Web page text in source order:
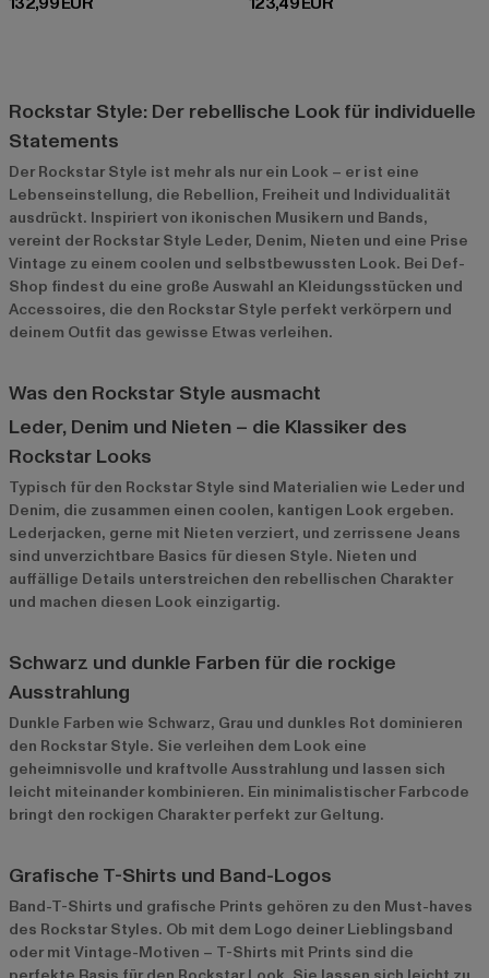
Rockstar Style: Der rebellische Look für individuelle
Statements
Der Rockstar Style ist mehr als nur ein Look – er ist eine
Lebenseinstellung, die Rebellion, Freiheit und Individualität
ausdrückt. Inspiriert von ikonischen Musikern und Bands,
vereint der Rockstar Style Leder, Denim, Nieten und eine Prise
Vintage zu einem coolen und selbstbewussten Look. Bei Def-
Shop findest du eine große Auswahl an Kleidungsstücken und
Accessoires, die den Rockstar Style perfekt verkörpern und
deinem Outfit das gewisse Etwas verleihen.
Was den Rockstar Style ausmacht
Leder, Denim und Nieten – die Klassiker des
Rockstar Looks
Typisch für den Rockstar Style sind Materialien wie Leder und
Denim, die zusammen einen coolen, kantigen Look ergeben.
Lederjacken, gerne mit Nieten verziert, und zerrissene Jeans
sind unverzichtbare Basics für diesen Style. Nieten und
auffällige Details unterstreichen den rebellischen Charakter
und machen diesen Look einzigartig.
Schwarz und dunkle Farben für die rockige
Ausstrahlung
Dunkle Farben wie Schwarz, Grau und dunkles Rot dominieren
den Rockstar Style. Sie verleihen dem Look eine
geheimnisvolle und kraftvolle Ausstrahlung und lassen sich
leicht miteinander kombinieren. Ein minimalistischer Farbcode
bringt den rockigen Charakter perfekt zur Geltung.
Grafische T-Shirts und Band-Logos
Band-T-Shirts und grafische Prints gehören zu den Must-haves
des Rockstar Styles. Ob mit dem Logo deiner Lieblingsband
oder mit Vintage-Motiven – T-Shirts mit Prints sind die